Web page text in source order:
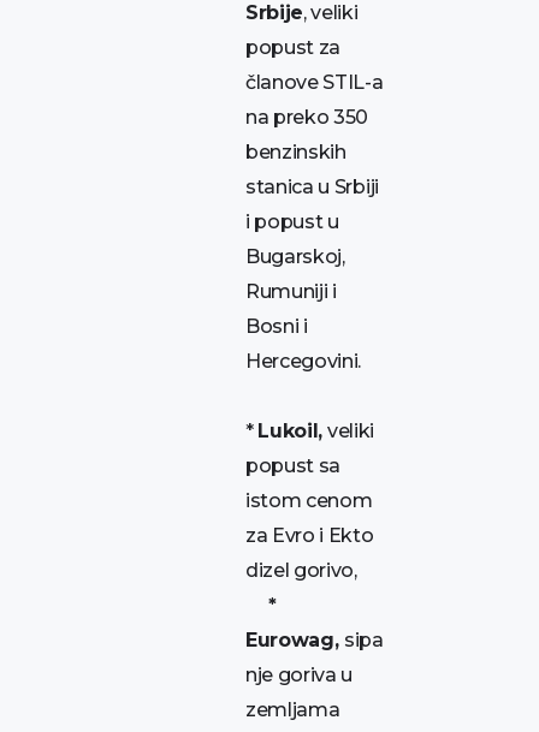
Srbije, veliki
popust za
članove STIL-a
na preko 350
benzinskih
stanica u Srbiji
i popust u
Bugarskoj,
Rumuniji i
Bosni i
Hercegovini.
* Lukoil, veliki
popust sa
istom cenom
za Evro i Ekto
dizel gorivo,
*
Eurowag, sipa
nje goriva u
zemljama